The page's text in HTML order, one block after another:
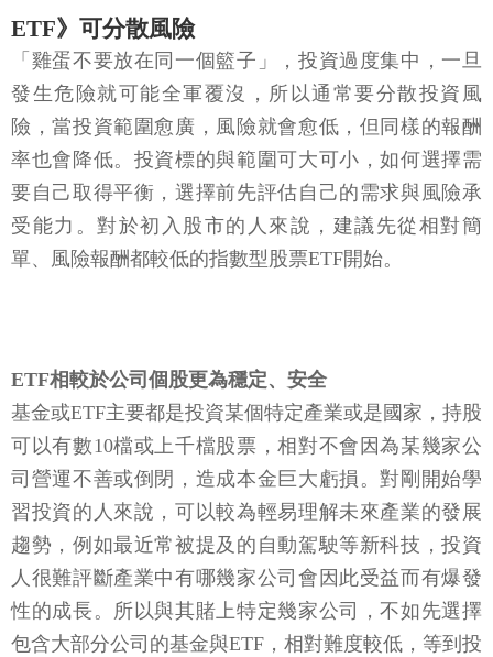
ETF》可分散風險
「雞蛋不要放在同一個籃子」，投資過度集中，一旦
發生危險就可能全軍覆沒，所以通常要分散投資風
險，當投資範圍愈廣，風險就會愈低，但同樣的報酬
率也會降低。投資標的與範圍可大可小，如何選擇需
要自己取得平衡，選擇前先評估自己的需求與風險承
受能力。對於初入股市的人來說，建議先從相對簡
單、風險報酬都較低的指數型股票ETF開始。
ETF相較於公司個股更為穩定、安全
基金或ETF主要都是投資某個特定產業或是國家，持股
可以有數10檔或上千檔股票，相對不會因為某幾家公
司營運不善或倒閉，造成本金巨大虧損。對剛開始學
習投資的人來說，可以較為輕易理解未來產業的發展
趨勢，例如最近常被提及的自動駕駛等新科技，投資
人很難評斷產業中有哪幾家公司會因此受益而有爆發
性的成長。所以與其賭上特定幾家公司，不如先選擇
包含大部分公司的基金與ETF，相對難度較低，等到投